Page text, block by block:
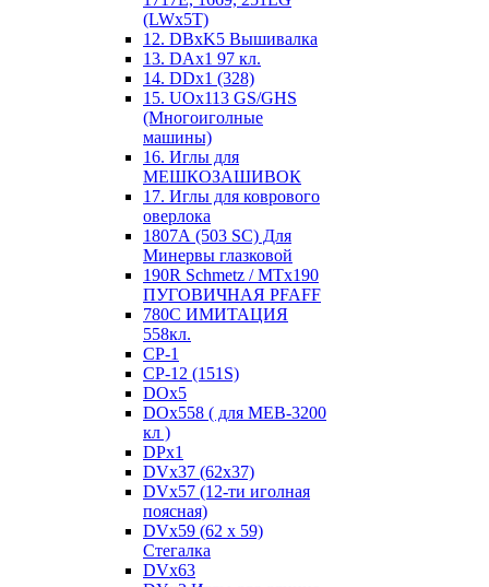
(LWx5T)
12. DBxK5 Вышивалка
13. DAx1 97 кл.
14. DDx1 (328)
15. UOx113 GS/GHS
(Многоиголные
машины)
16. Иглы для
МЕШКОЗАШИВОК
17. Иглы для коврового
оверлока
1807А (503 SC) Для
Минервы глазковой
190R Schmetz / MTx190
ПУГОВИЧНАЯ PFAFF
780С ИМИТАЦИЯ
558кл.
CP-1
CP-12 (151S)
DOx5
DOx558 ( для MEB-3200
кл )
DPx1
DVx37 (62x37)
DVx57 (12-ти иголная
поясная)
DVx59 (62 x 59)
Стегалка
DVx63